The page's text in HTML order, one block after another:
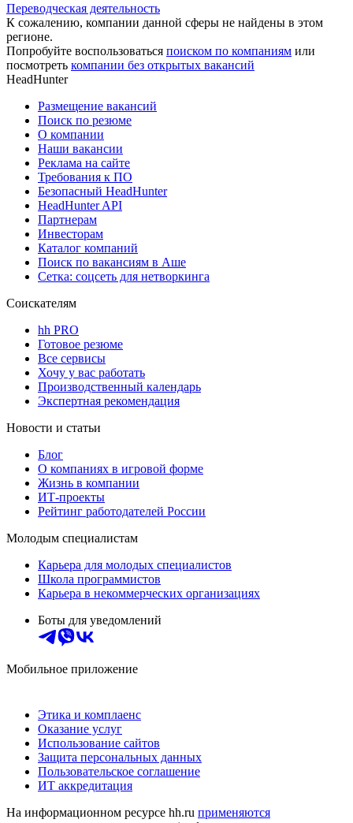
Переводческая деятельность
К сожалению, компании данной сферы не найдены в этом
регионе.
Попробуйте воспользоваться поиском по компаниям или
посмотреть компании без открытых вакансий
HeadHunter
Размещение вакансий
Поиск по резюме
О компании
Наши вакансии
Реклама на сайте
Требования к ПО
Безопасный HeadHunter
HeadHunter API
Партнерам
Инвесторам
Каталог компаний
Поиск по вакансиям в Аше
Сетка: соцсеть для нетворкинга
Соискателям
hh PRO
Готовое резюме
Все сервисы
Хочу у вас работать
Производственный календарь
Экспертная рекомендация
Новости и статьи
Блог
О компаниях в игровой форме
Жизнь в компании
ИТ-проекты
Рейтинг работодателей России
Молодым специалистам
Карьера для молодых специалистов
Школа программистов
Карьера в некоммерческих организациях
Боты для уведомлений
Мобильное приложение
Этика и комплаенс
Оказание услуг
Использование сайтов
Защита персональных данных
Пользовательское соглашение
ИТ аккредитация
На информационном ресурсе hh.ru применяются